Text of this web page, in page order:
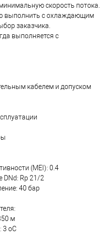
скорость потока.
выполнить с охлаждающим
заказчика.
выполняется с
кабелем и допуском
(MEI): 0.4
DNd: Rp 21/2
40 бар
м
3 oC